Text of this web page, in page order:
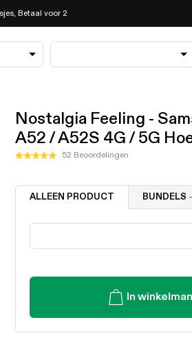
Betaal voor 2
5.0
sterren
52 Beoordelingen
naar
Nostalgia Feeling -
A52 / A52S 4G / 5G
ALLEEN PRODUCT BUNDELS
In